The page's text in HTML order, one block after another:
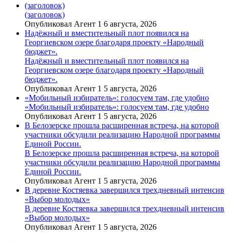
(заголовок)
(заголовок)
Опубликовал Агент 1 6 августа, 2026
Надёжный и вместительный плот появился на
Георгиевском озере благодаря проекту «Народный
бюджет».
Надёжный и вместительный плот появился на
Георгиевском озере благодаря проекту «Народный
бюджет».
Опубликовал Агент 1 5 августа, 2026
«Мобильный избиратель»: голосуем там, где удобно
«Мобильный избиратель»: голосуем там, где удобно
Опубликовал Агент 1 5 августа, 2026
В Белозерске прошла расширенная встреча, на которой
участники обсудили реализацию Народной программы
Единой России.
В Белозерске прошла расширенная встреча, на которой
участники обсудили реализацию Народной программы
Единой России.
Опубликовал Агент 1 5 августа, 2026
В деревне Костяевка завершился трехдневный интенсив
«Выбор молодых»
В деревне Костяевка завершился трехдневный интенсив
«Выбор молодых»
Опубликовал Агент 1 5 августа, 2026